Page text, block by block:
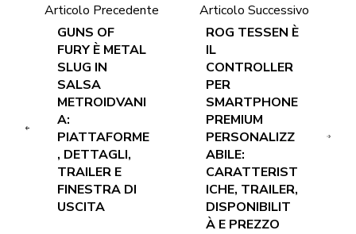
Articolo Precedente
GUNS OF
FURY È METAL
SLUG IN
SALSA
METROIDVANI
A:
PIATTAFORME
, DETTAGLI,
TRAILER E
FINESTRA DI
USCITA
Articolo Successivo
ROG TESSEN È
IL
CONTROLLER
PER
SMARTPHONE
PREMIUM
PERSONALIZZ
ABILE:
CARATTERIST
ICHE, TRAILER,
DISPONIBILIT
À E PREZZO